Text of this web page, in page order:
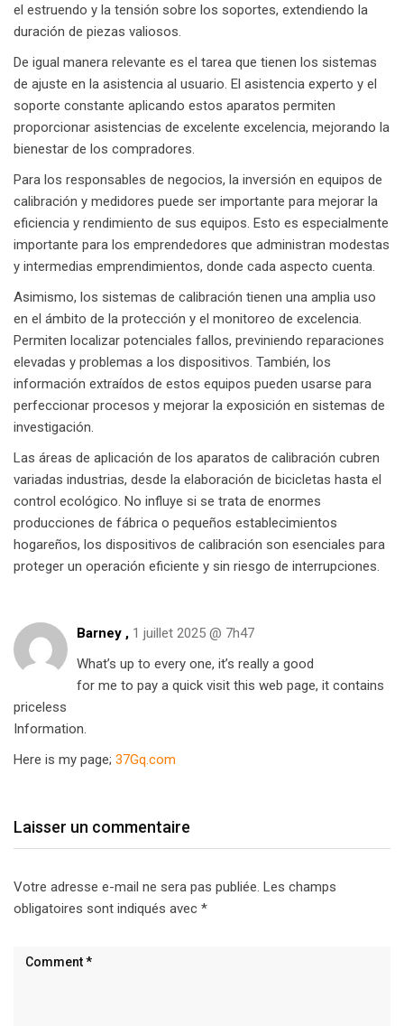
el estruendo y la tensión sobre los soportes, extendiendo la
duración de piezas valiosos.
De igual manera relevante es el tarea que tienen los sistemas
de ajuste en la asistencia al usuario. El asistencia experto y el
soporte constante aplicando estos aparatos permiten
proporcionar asistencias de excelente excelencia, mejorando la
bienestar de los compradores.
Para los responsables de negocios, la inversión en equipos de
calibración y medidores puede ser importante para mejorar la
eficiencia y rendimiento de sus equipos. Esto es especialmente
importante para los emprendedores que administran modestas
y intermedias emprendimientos, donde cada aspecto cuenta.
Asimismo, los sistemas de calibración tienen una amplia uso
en el ámbito de la protección y el monitoreo de excelencia.
Permiten localizar potenciales fallos, previniendo reparaciones
elevadas y problemas a los dispositivos. También, los
información extraídos de estos equipos pueden usarse para
perfeccionar procesos y mejorar la exposición en sistemas de
investigación.
Las áreas de aplicación de los aparatos de calibración cubren
variadas industrias, desde la elaboración de bicicletas hasta el
control ecológico. No influye si se trata de enormes
producciones de fábrica o pequeños establecimientos
hogareños, los dispositivos de calibración son esenciales para
proteger un operación eficiente y sin riesgo de interrupciones.
Barney , 1 juillet 2025 @ 7h47
What’s up to every one, it’s really a good
for me to pay a quick visit this web page, it contains
priceless
Information.
Here is my page; 37Gq.com
Laisser un commentaire
Votre adresse e-mail ne sera pas publiée. Les champs
obligatoires sont indiqués avec *